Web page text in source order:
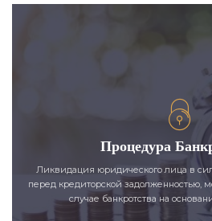
Процедура
Ликвидация юридического лица в
перед кредиторской задолженностью,
случае банкротства на